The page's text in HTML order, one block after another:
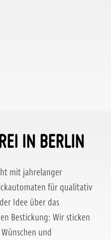
IN BERLIN
mit jahrelanger
für qualitativ
Idee über das
Bestickung: Wir sticken
und